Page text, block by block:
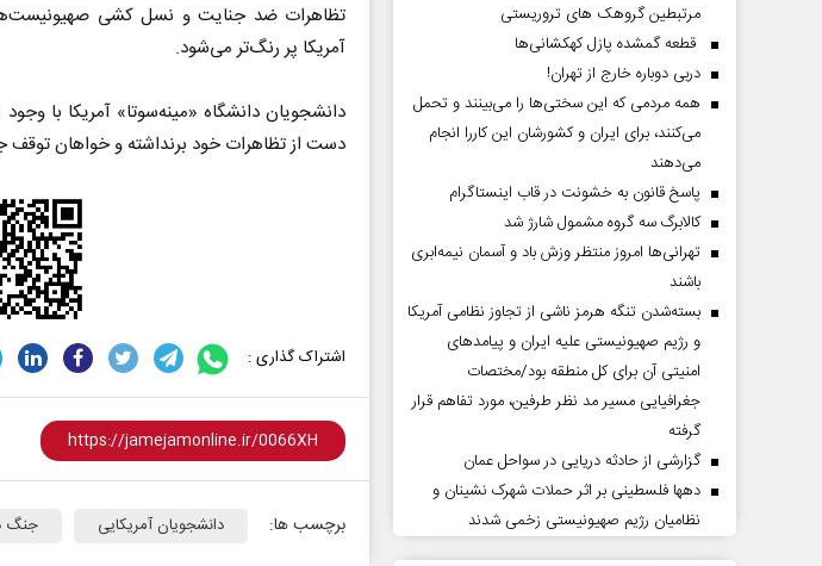
تظاهرات ضد جنایت و نسل‌ کشی صهیونیست‌ها
آمریکا پر رنگ‌تر می‌شود.
دانشجویان دانشگاه «مینه‌سوتا» آمریکا با
دست از تظاهرات خود برنداشته و خواهان
اشتراک گذاری :
برچسب ها: دانشجویان آمریکایی جنگ
مرتبطین گروهک های تروریستی
قطعه گمشده پازل کهکشانی‌ها
دربی دوباره خارج از تهران!
همه مردمی که این سختی‌ها را می‌بینند و تحمل
می‌کنند، برای ایران و کشورشان این کاررا انجام
می‌دهند
پاسخ قانون به خشونت در قاب اینستاگرام
کالابرگ سه گروه مشمول شارژ شد
تهرانی‌ها امروز منتظر وزش باد و آسمان نیمه‌ابری
باشند
بسته‌شدن تنگه هرمز ناشی از تجاوز نظامی آمریکا
و رژیم صهیونیستی علیه ایران و پیامد‌های
امنیتی آن برای کل منطقه بود/مختصات
جغرافیایی مسیر مد نظر طرفین، مورد تفاهم قرار
گرفته
گزارشی از حادثه دریایی در سواحل عمان
دهها فلسطینی بر اثر حملات شهرک نشینان و
نظامیان رژیم صهیونیستی زخمی شدند